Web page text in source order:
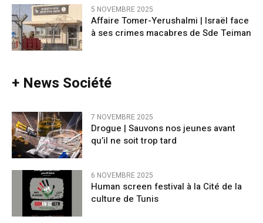
5 NOVEMBRE 2025
Affaire Tomer-Yerushalmi | Israël face
à ses crimes macabres de Sde Teiman
+ News Société
7 NOVEMBRE 2025
Drogue | Sauvons nos jeunes avant
qu’il ne soit trop tard
6 NOVEMBRE 2025
Human screen festival à la Cité de la
culture de Tunis